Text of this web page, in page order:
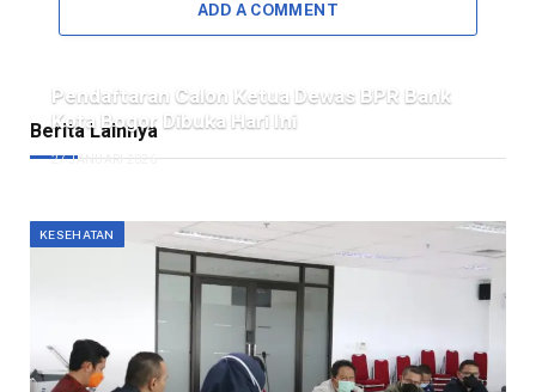
ADD A COMMENT
Berita Lainnya
Pendaftaran Calon Ketua Dewas BPR Bank
Kota Bogor Dibuka Hari Ini
27 JANUARI 2026
KESEHATAN